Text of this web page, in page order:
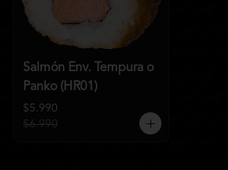
Salmón Env. Tempura o
Panko (HR01)
$5.990
$6.990